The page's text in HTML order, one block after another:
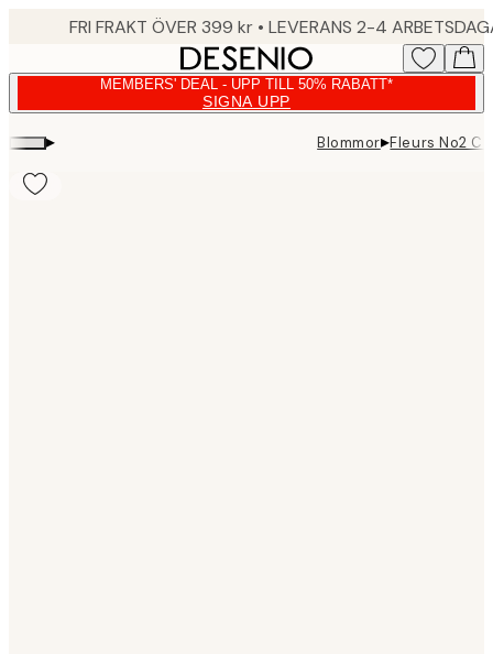
FRI FRAKT ÖVER 399 kr • LEVERANS 2-4
MEMBERS' DEAL - UPP TILL 50% RABATT*
SIGNA UPP
▸ Blommor▸Fleurs No2